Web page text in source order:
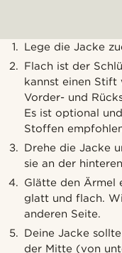
Lege die Jacke
Flach ist der
kannst einen Stift
Vorder- und
Es ist optional
Stoffen
Drehe die Jacke
sie an der
Glätte den Ärmel
glatt und flach.
anderen Seite.
Deine Jacke
der Mitte (von